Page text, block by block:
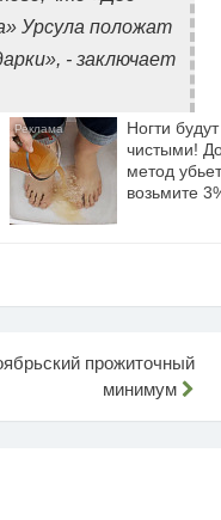
Урсула положат
- заключает
Ногти будут
чистыми!
метод
возьмите
прожиточный
минимум